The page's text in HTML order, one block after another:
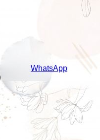
WhatsApp